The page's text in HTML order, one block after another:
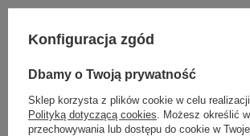
Symbol 1010747.71S
Gwarancja Gwarancja
Konfiguracja zgód
Dbamy o Twoją prywatność
Sklep korzysta z plików cookie w celu realizacji
Polityką dotyczącą cookies . Możesz określić
przechowywania lub dostępu do cookie w